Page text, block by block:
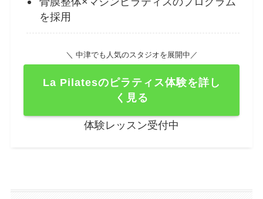
を採用
＼ 中津でも人気のスタジオを展開中／
La Pilatesのピラティス体験を詳し
く見る
体験レッスン受付中